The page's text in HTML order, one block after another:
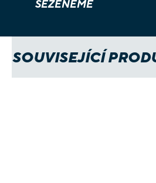
SEŽENEME
SOUVISEJÍCÍ